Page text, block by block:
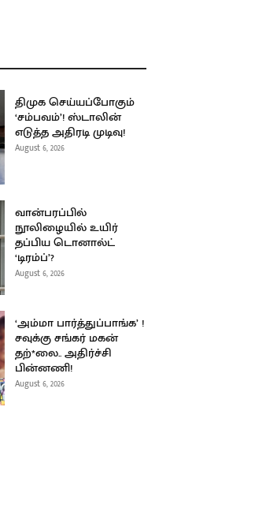
திமுக செய்யப்போகும்
‘சம்பவம்’! ஸ்டாலின்
எடுத்த அதிரடி முடிவு!
August 6, 2026
வான்பரப்பில்
நூலிழையில் உயிர்
தப்பிய டொனால்ட்
‘டிரம்ப்’?
August 6, 2026
‘அம்மா பார்த்துப்பாங்க’ !
சவுக்கு சங்கர் மகன்
தற்*லை.. அதிர்ச்சி
பின்னணி!
August 6, 2026